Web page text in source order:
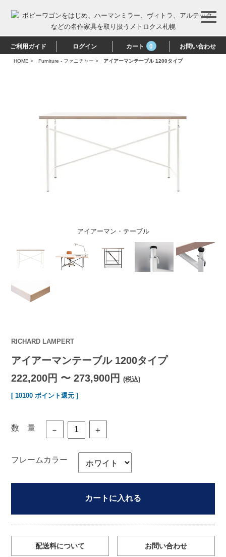
ご利用ガイド ログイン カート 0 お問い合わせ
HOME > Furniture - ファニチャー > アイアーマンテーブル 1200タイプ
アイアーマン・テーブル
RICHARD LAMPERT
アイアーマンテーブル 1200タイプ
222,200円 〜 273,900円(税込)
[ 10100 ポイント還元 ]
数 量 － ＋
フレームカラー
カートに入れる
配送料について お問い合わせ